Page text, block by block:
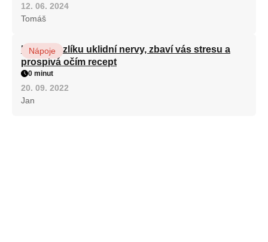
12. 06. 2024
Tomáš
Kořen kozlíku uklidní nervy, zbaví vás stresu a
prospívá očím recept
Nápoje
0 minut
20. 09. 2022
Jan